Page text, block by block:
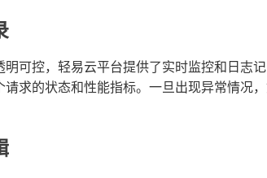
可控，轻易云平台提供了实时监控和日志
求的状态和性能指标。一旦出现异常情况